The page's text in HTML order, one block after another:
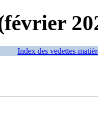
Index des vedettes-